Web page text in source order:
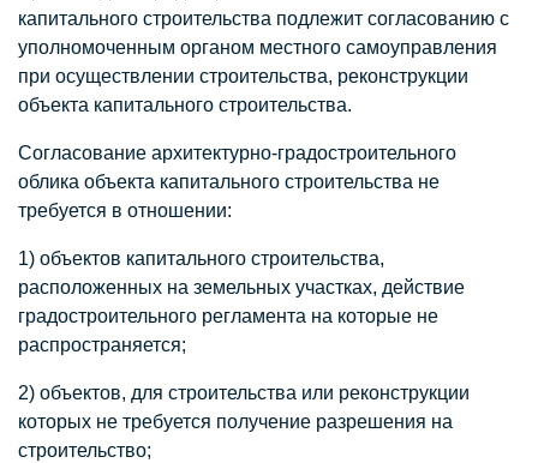
капитального строительства подлежит согласованию с
уполномоченным органом местного самоуправления
при осуществлении строительства, реконструкции
объекта капитального строительства.
Согласование архитектурно-градостроительного
облика объекта капитального строительства не
требуется в отношении:
1) объектов капитального строительства,
расположенных на земельных участках, действие
градостроительного регламента на которые не
распространяется;
2) объектов, для строительства или реконструкции
которых не требуется получение разрешения на
строительство;